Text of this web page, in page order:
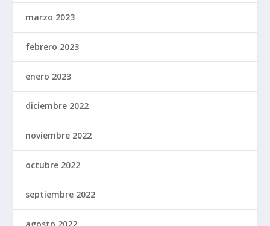
marzo 2023
febrero 2023
enero 2023
diciembre 2022
noviembre 2022
octubre 2022
septiembre 2022